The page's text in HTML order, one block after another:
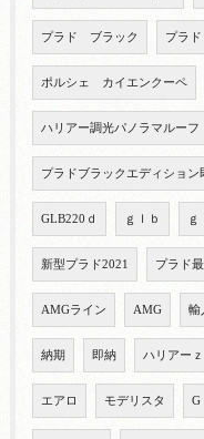
プラド ブラック プラ
ポルシェ カイエンクーペ
ハリアー調光パノラマルーフ
プラドブラックエディション
GLB220ｄ ｇｌｂ ｇ
新型プラド2021 プラド
AMGライン AMG 輸
納期 即納 ハリアーｚ
エアロ モデリスタ G